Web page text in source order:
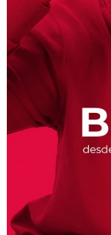
Trabaja con nosotros
Contacto